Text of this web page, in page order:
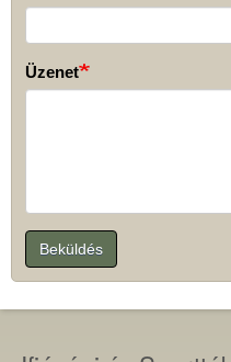
Üzenet
Beküldés